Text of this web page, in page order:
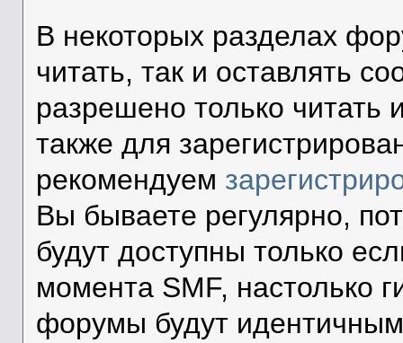
В некоторых разделах
читать, так и оставлять
разрешено только читать
также для
рекомендуем
Вы бываете регулярно,
будут доступны только
момента SMF, настолько
форумы будут